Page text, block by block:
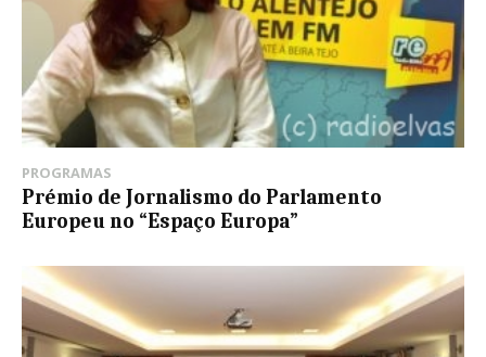
PROGRAMAS
Prémio de Jornalismo do Parlamento
Europeu no “Espaço Europa”